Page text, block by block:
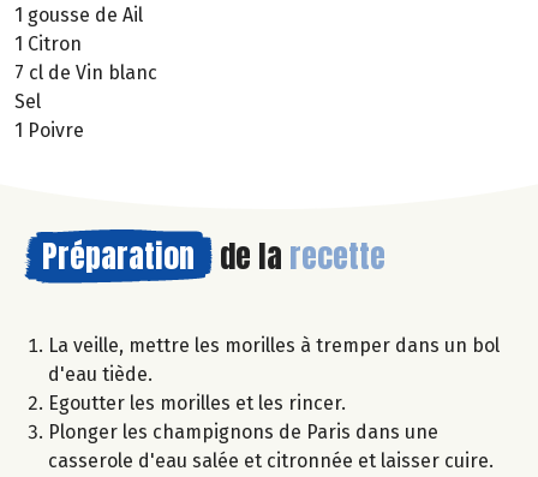
1 gousse de Ail
1 Citron
7 cl de Vin blanc
Sel
1 Poivre
Préparation de la recette
La veille, mettre les morilles à tremper dans un bol
d'eau tiède.
Egoutter les morilles et les rincer.
Plonger les champignons de Paris dans une
casserole d'eau salée et citronnée et laisser cuire.